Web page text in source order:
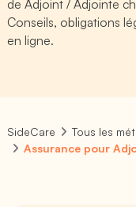
de Adjoint / Adjointe
Conseils, obligations
en ligne.
SideCare
Tous les
Assurance pour